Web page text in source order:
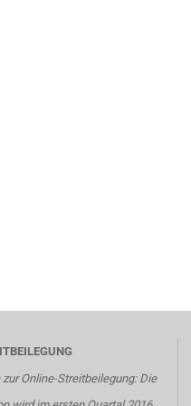
Online-Streitbeilegung: Die